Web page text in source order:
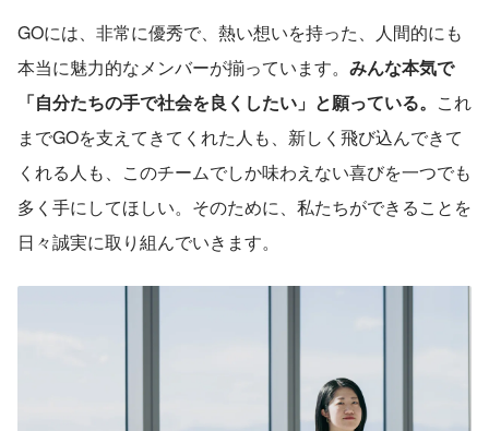
GOには、非常に優秀で、熱い想いを持った、人間的にも
本当に魅力的なメンバーが揃っています。 みんな本気で
「自分たちの手で社会を良くしたい」と願っている。 これ
までGOを支えてきてくれた人も、新しく飛び込んできて
くれる人も、このチームでしか味わえない喜びを一つでも
多く手にしてほしい。そのために、私たちができることを
日々誠実に取り組んでいきます。